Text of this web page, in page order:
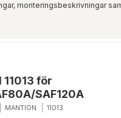
monteringsbeskrivningar
för
SAF120A
MANTION 11013